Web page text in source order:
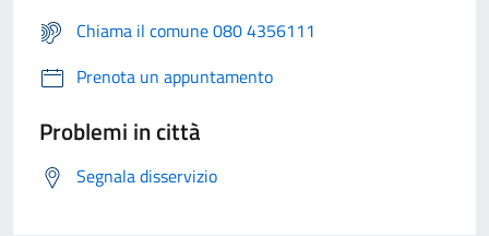
Chiama il comune 080 4356111
Prenota un appuntamento
Problemi in città
Segnala disservizio